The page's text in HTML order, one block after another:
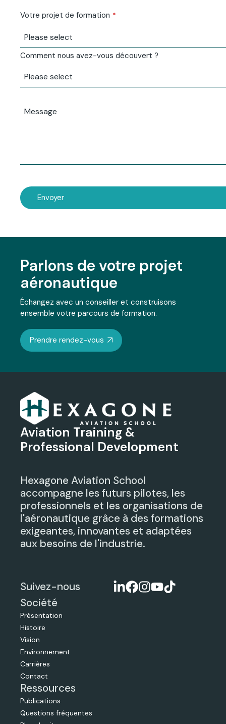
Votre projet de formation *
Comment nous avez-vous découvert ?
Message
Envoyer
field
be
left
blank
Parlons de votre projet
aéronautique
Échangez avec un conseiller et construisons
ensemble votre parcours de formation.
Prendre rendez-vous
Aviation Training &
Professional Development
Hexagone Aviation School
accompagne les futurs pilotes, les
professionnels et les organisations de
l'aéronautique grâce à des formations
exigeantes, innovantes et adaptées
aux besoins de l'industrie.
Suivez-nous
Société
Présentation
Histoire
Vision
Environnement
Carrières
Contact
Ressources
Publications
Questions fréquentes